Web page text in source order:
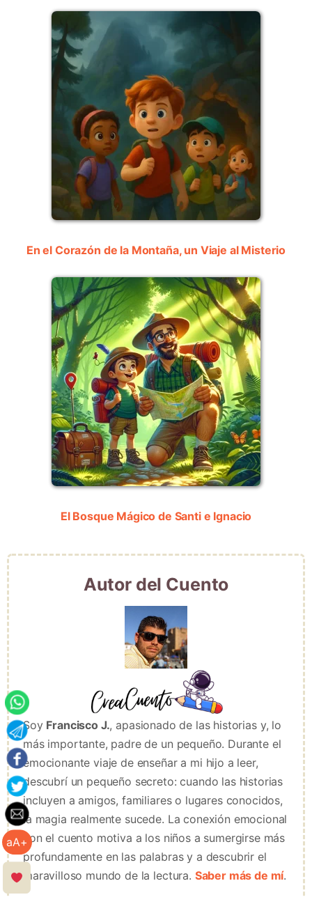
aA+
En el Corazón de la Montaña, un Viaje al Misterio
El Bosque Mágico de Santi e Ignacio
Autor del Cuento
Soy Francisco J., apasionado de las historias y, lo
más importante, padre de un pequeño. Durante el
emocionante viaje de enseñar a mi hijo a leer,
descubrí un pequeño secreto: cuando las historias
incluyen a amigos, familiares o lugares conocidos,
la magia realmente sucede. La conexión emocional
con el cuento motiva a los niños a sumergirse más
profundamente en las palabras y a descubrir el
maravilloso mundo de la lectura. Saber más de mí.